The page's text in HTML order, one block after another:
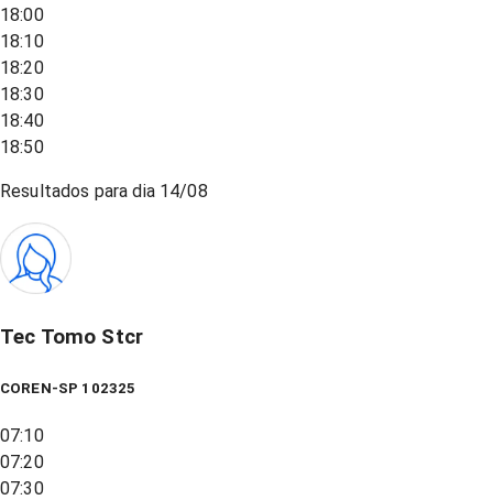
18:00
18:10
18:20
18:30
18:40
18:50
Resultados para dia 14/08
Tec Tomo Stcr
COREN-SP 102325
07:10
07:20
07:30